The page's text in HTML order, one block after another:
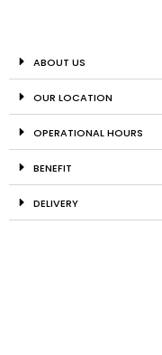
ABOUT US
OUR LOCATION
OPERATIONAL HOURS
BENEFIT
DELIVERY